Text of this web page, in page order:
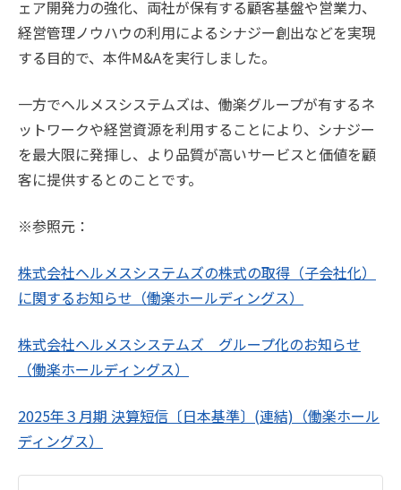
ェア開発力の強化、両社が保有する顧客基盤や営業力、
経営管理ノウハウの利用によるシナジー創出などを実現
する目的で、本件M&Aを実行しました。
一方でヘルメスシステムズは、働楽グループが有するネ
ットワークや経営資源を利用することにより、シナジー
を最大限に発揮し、より品質が高いサービスと価値を顧
客に提供するとのことです。
※参照元：
株式会社ヘルメスシステムズの株式の取得（子会社化）
に関するお知らせ（働楽ホールディングス）
株式会社ヘルメスシステムズ グループ化のお知らせ
（働楽ホールディングス）
2025年３月期 決算短信〔日本基準〕(連結)（働楽ホール
ディングス）